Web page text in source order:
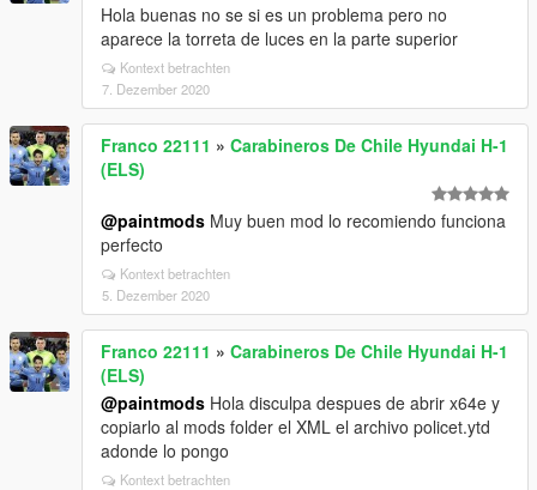
Hola buenas no se si es un problema pero no
aparece la torreta de luces en la parte superior
Kontext betrachten
7. Dezember 2020
Franco 22111 » Carabineros De Chile Hyundai H-1
(ELS)
@paintmods Muy buen mod lo recomiendo funciona
perfecto
Kontext betrachten
5. Dezember 2020
Franco 22111 » Carabineros De Chile Hyundai H-1
(ELS)
@paintmods Hola disculpa despues de abrir x64e y
copiarlo al mods folder el XML el archivo policet.ytd
adonde lo pongo
Kontext betrachten